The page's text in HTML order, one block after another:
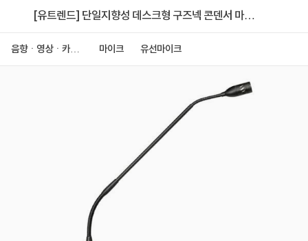
[유트렌드] 단일지향성 데스크형 구즈넥 콘덴서 마이
음향ㆍ영상ㆍ카메
마이크 유선마이크